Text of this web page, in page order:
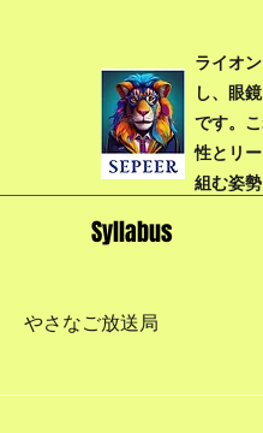
ライオ
し、眼
です。
性とリ
組む姿
Syllabus
やさなご放送局